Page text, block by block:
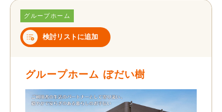
グループホーム
検討リストに追加
グループホーム ぼだい樹